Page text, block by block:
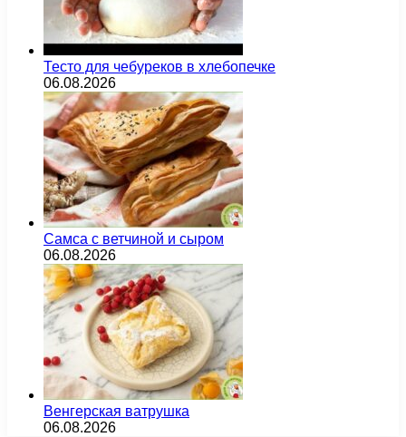
Тесто для чебуреков в хлебопечке
06.08.2026
Самса с ветчиной и сыром
06.08.2026
Венгерская ватрушка
06.08.2026